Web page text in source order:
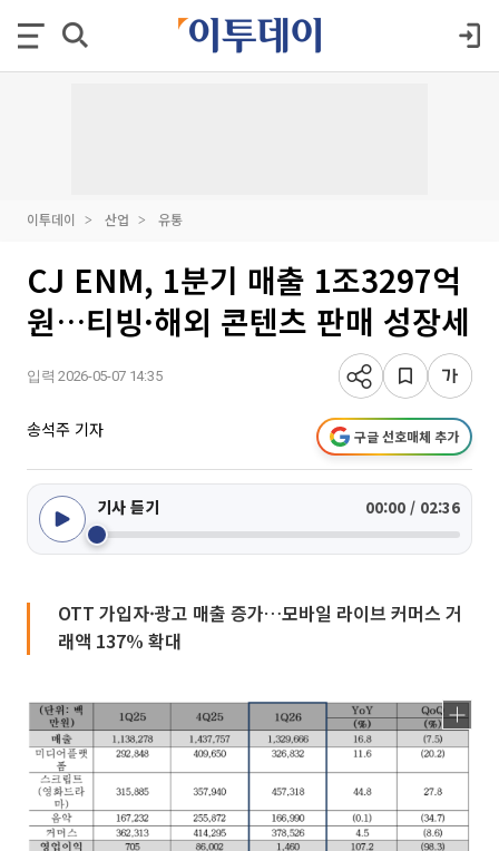
이투데이 산업 유통
CJ ENM, 1분기 매출 1조3297억
원…티빙·해외 콘텐츠 판매 성장세
입력 2026-05-07 14:35
송석주 기자 구글 선호매체 추가
기사 듣기 00:00 / 02:36
OTT 가입자·광고 매출 증가…모바일 라이브 커머스 거
래액 137% 확대